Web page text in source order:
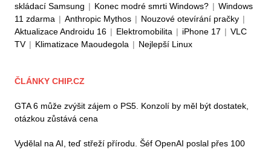
skládací Samsung | Konec modré smrti Windows? | Windows
11 zdarma | Anthropic Mythos | Nouzové otevírání pračky |
Aktualizace Androidu 16 | Elektromobilita | iPhone 17 | VLC
TV | Klimatizace Maoudegola | Nejlepší Linux
ČLÁNKY CHIP.CZ
GTA 6 může zvýšit zájem o PS5. Konzolí by měl být dostatek,
otázkou zůstává cena
Vydělal na AI, teď střeží přírodu. Šéf OpenAI poslal přes 100